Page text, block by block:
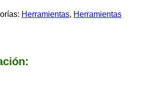
Herramientas, Herramientas